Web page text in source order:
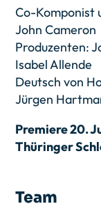
Co-Komponist
John Cameron
Produzenten:
Isabel Allende
Deutsch von
Jürgen
Premiere 20.
Thüringer
Team